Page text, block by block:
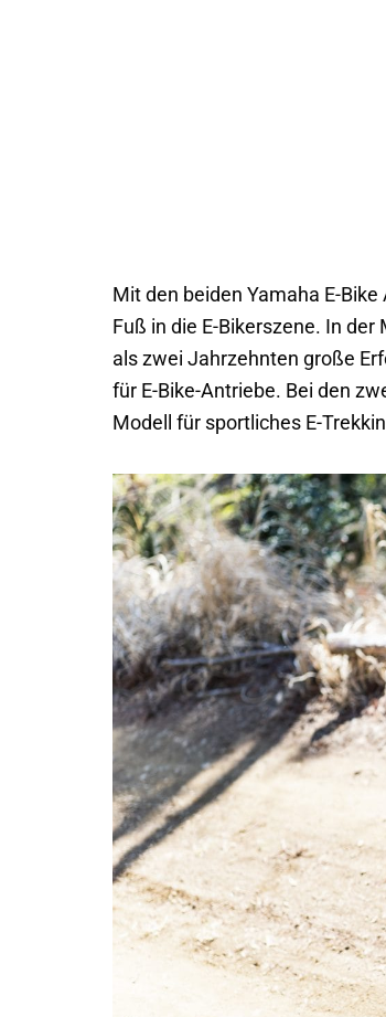
Mit den beiden Yamaha E-
Fuß in die E-Bikerszene. In
als zwei Jahrzehnten große
für E-Bike-Antriebe. Bei den
Modell für sportliches E-